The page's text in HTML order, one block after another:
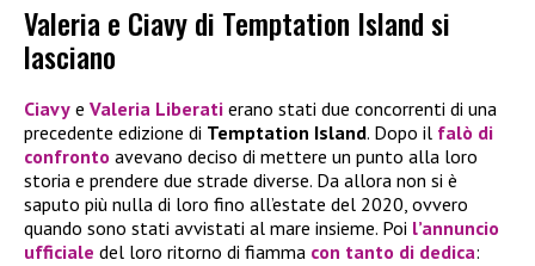
Valeria e Ciavy di Temptation Island si
lasciano
Ciavy e Valeria Liberati erano stati due concorrenti di una
precedente edizione di Temptation Island. Dopo il falò di
confronto avevano deciso di mettere un punto alla loro
storia e prendere due strade diverse. Da allora non si è
saputo più nulla di loro fino all’estate del 2020, ovvero
quando sono stati avvistati al mare insieme. Poi l’annuncio
ufficiale del loro ritorno di fiamma con tanto di dedica: